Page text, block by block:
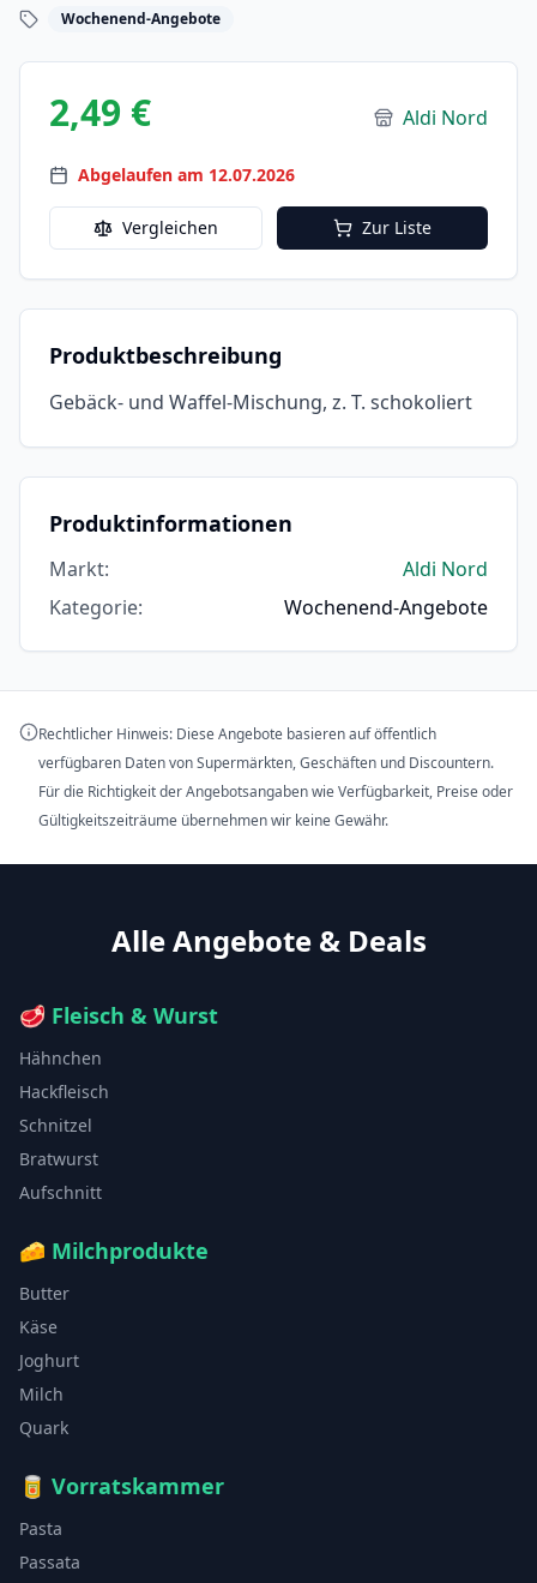
Wochenend-Angebote
2,49 € Aldi Nord
Abgelaufen am 12.07.2026
Vergleichen Zur Liste
Produktbeschreibung
Gebäck- und Waffel-Mischung, z. T. schokoliert
Produktinformationen
Markt:
Aldi Nord
Kategorie: Wochenend-Angebote
Rechtlicher Hinweis: Diese Angebote basieren auf öffentlich
verfügbaren Daten von Supermärkten, Geschäften und Discountern.
Für die Richtigkeit der Angebotsangaben wie Verfügbarkeit, Preise oder
Gültigkeitszeiträume übernehmen wir keine Gewähr.
Alle Angebote & Deals
🥩 Fleisch & Wurst
Hähnchen
Hackfleisch
Schnitzel
Bratwurst
Aufschnitt
🧀 Milchprodukte
Butter
Käse
Joghurt
Milch
Quark
🥫 Vorratskammer
Pasta
Passata